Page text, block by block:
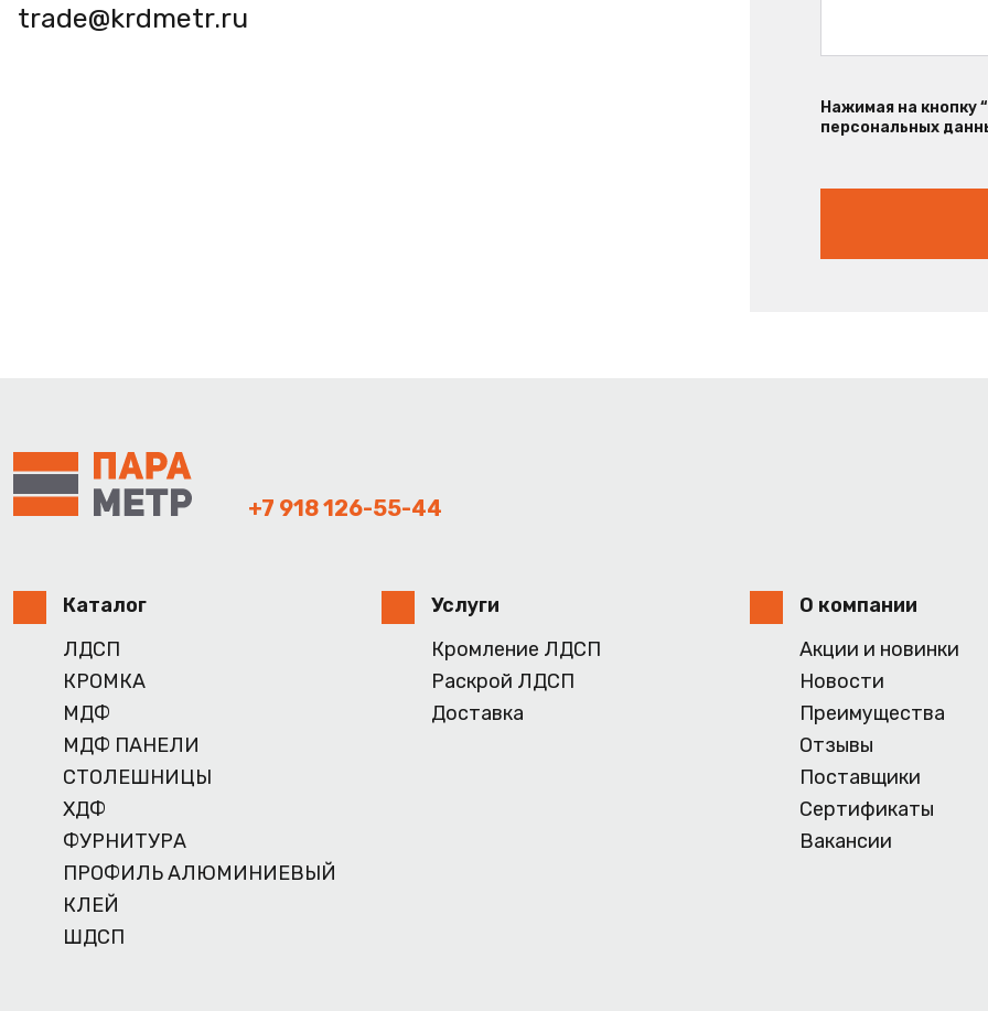
trade@krdmetr.ru
Нажимая на кнопку
персональных
+7 918 126-55-44
Каталог
ЛДСП
КРОМКА
МДФ
МДФ ПАНЕЛИ
СТОЛЕШНИЦЫ
ХДФ
ФУРНИТУРА
ПРОФИЛЬ АЛЮМИНИЕВЫЙ
КЛЕЙ
ШДСП
Услуги
Кромление ЛДСП
Раскрой ЛДСП
Доставка
О компании
Акции и новинки
Новости
Преимущества
Отзывы
Поставщики
Сертификаты
Вакансии